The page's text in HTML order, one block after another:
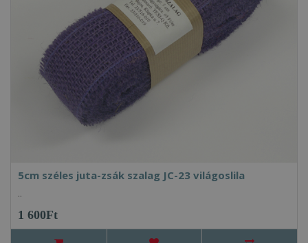
5cm széles juta-zsák szalag JC-23 világoslila
..
1 600Ft